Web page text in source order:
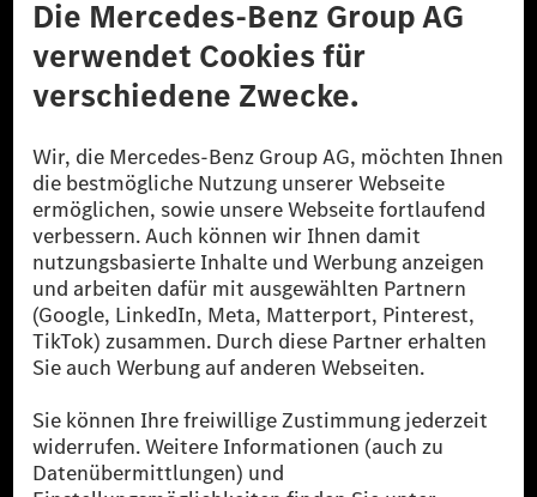
Datenschutz Lizenzhinweise Dritter Barrierefreiheit
© 2026 Mercedes-Benz Group AG. Alle Rechte vorbehalten.
[1] Bilanziell CO₂-neutral bedeutet, dass nicht vermiedene oder nicht
reduzierte CO₂-Emissionen bei der Mercedes-Benz Group durch
zertifizierte Ausgleichsprojekte kompensiert werden.
[2] Renewable Charging ist ein integraler Bestandteil von MB.CHARGE
Public in Europa, den USA, Kanada und China. Sofern an der jeweiligen
Ladestation noch kein Strom aus erneuerbaren Energien vorliegt,
verwendet Renewable Charging Grünstromzertifikate*. Diese stellen
sicher, dass für Ladevorgänge über MB.CHARGE Public eine äquivalente
Strommenge aus erneuerbaren Energien ins Stromnetz eingespeist wird.
als sechs Jahre sind.
* Inkl. EKOenergy Ökolabel
* Die angegebenen Werte wurden nach dem vorgeschriebenen
Messverfahren WLTP (Worldwide harmonised Light vehicles Test